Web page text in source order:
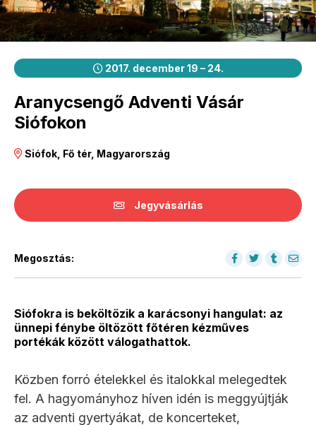
2017. december 19 – 24.
Aranycsengő Adventi Vásár
Siófokon
Siófok, Fő tér, Magyarország
Jegyvásárlás
Megosztás:
Siófokra is beköltözik a karácsonyi hangulat: az
ünnepi fénybe öltözött főtéren kézműves
portékák között válogathattok.
Közben forró ételekkel és italokkal melegedtek
fel. A hagyományhoz híven idén is meggyújtják
az adventi gyertyákat, de koncerteket,